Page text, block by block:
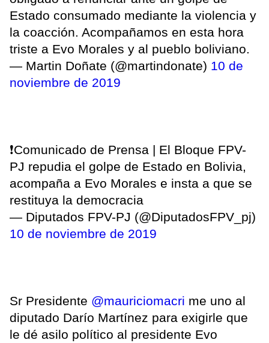
Estado consumado mediante la violencia y
la coacción. Acompañamos en esta hora
triste a Evo Morales y al pueblo boliviano.
— Martin Doñate (@martindonate) 10 de
noviembre de 2019
❗️Comunicado de Prensa | El Bloque FPV-
PJ repudia el golpe de Estado en Bolivia,
acompaña a Evo Morales e insta a que se
restituya la democracia
— Diputados FPV-PJ (@DiputadosFPV_pj)
10 de noviembre de 2019
Sr Presidente @mauriciomacri me uno al
diputado Darío Martínez para exigirle que
le dé asilo político al presidente Evo